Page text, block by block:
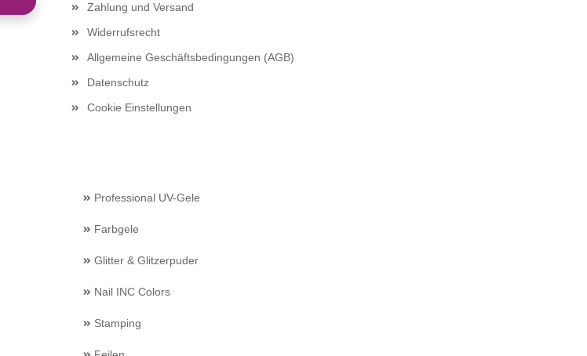
Zahlung und Versand
Widerrufsrecht
Allgemeine Geschäftsbedingungen (AGB)
Datenschutz
Cookie Einstellungen
Professional UV-Gele
Farbgele
Glitter & Glitzerpuder
Nail INC Colors
Stamping